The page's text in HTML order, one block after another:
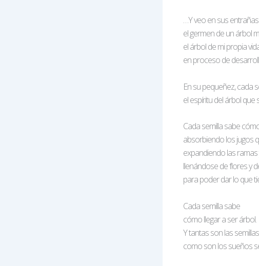
…Y veo en sus entrañas
el germen de un árbol
el árbol de mi propia
en proceso de
En su pequeñez, cada
el espíritu del árbol que
Cada semilla sabe
absorbiendo los jugos
expandiendo las ramas
llenándose de flores y
para poder dar lo que
Cada semilla sabe
cómo llegar a ser árbol.
Y tantas son las semillas
como son los sueños